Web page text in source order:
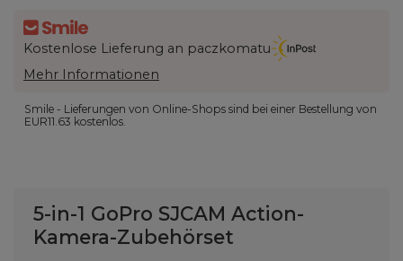
Kostenlose Lieferung an paczkomatu
Mehr Informationen
Smile - Lieferungen von Online-Shops sind bei einer Bestellung von
EUR11.63 kostenlos.
5-in-1 GoPro SJCAM Action-
Kamera-Zubehörset